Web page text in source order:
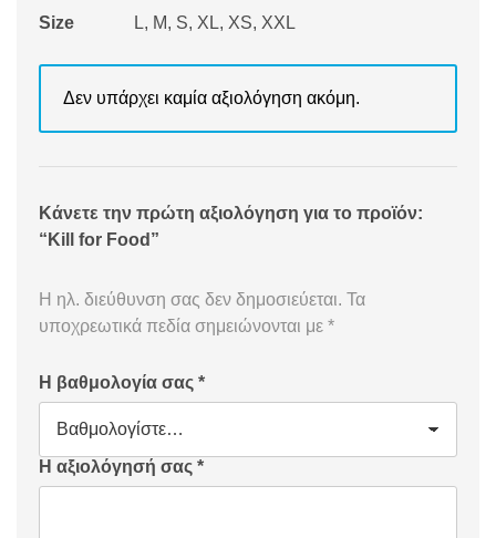
Size L, M, S, XL, XS, XXL
Δεν υπάρχει καμία αξιολόγηση ακόμη.
Κάνετε την πρώτη αξιολόγηση για το προϊόν:
“Kill for Food”
Η ηλ. διεύθυνση σας δεν δημοσιεύεται. Τα
υποχρεωτικά πεδία σημειώνονται με *
Η βαθμολογία σας *
Η αξιολόγησή σας *